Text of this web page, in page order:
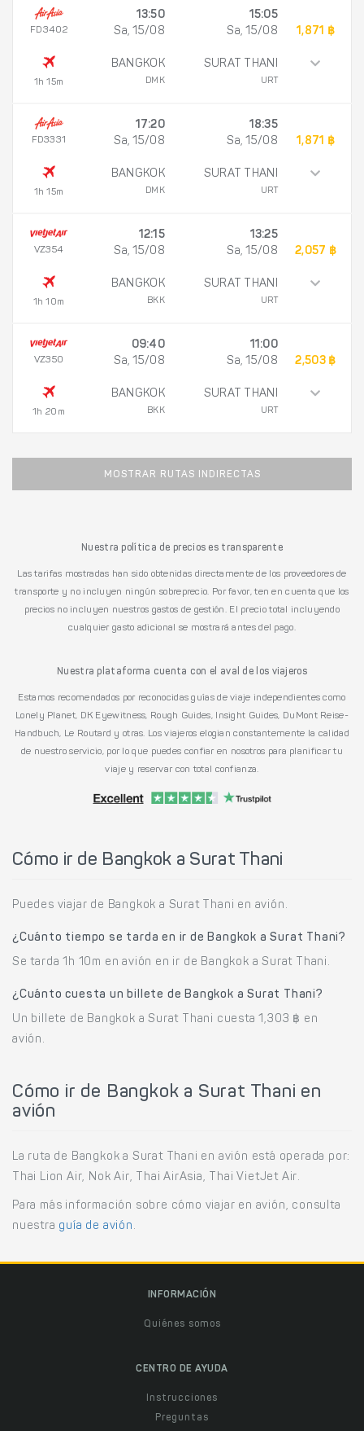
FD3402
1h 15m
13:50
Sa, 15/08
BANGKOK
DMK
15:05
Sa, 15/08
SURAT THANI
URT
1,871 ฿
FD3331
1h 15m
17:20
Sa, 15/08
BANGKOK
DMK
18:35
Sa, 15/08
SURAT THANI
URT
1,871 ฿
VZ354
1h 10m
12:15
Sa, 15/08
BANGKOK
BKK
13:25
Sa, 15/08
SURAT THANI
URT
2,057 ฿
VZ350
1h 20m
09:40
Sa, 15/08
BANGKOK
BKK
11:00
Sa, 15/08
SURAT THANI
URT
2,503 ฿
MOSTRAR RUTAS INDIRECTAS
Nuestra política de precios es transparente
Las tarifas mostradas han sido obtenidas directamente de los proveedores de
transporte y no incluyen ningún sobreprecio. Por favor, ten en cuenta que los
precios no incluyen nuestros gastos de gestión. El precio total incluyendo
cualquier gasto adicional se mostrará antes del pago.
Nuestra plataforma cuenta con el aval de los viajeros
Estamos recomendados por reconocidas guías de viaje independientes como
Lonely Planet, DK Eyewitness, Rough Guides, Insight Guides, DuMont Reise-
Handbuch, Le Routard y otras. Los viajeros elogian constantemente la calidad
de nuestro servicio, por lo que puedes confiar en nosotros para planificar tu
viaje y reservar con total confianza.
Cómo ir de Bangkok a Surat Thani
Puedes viajar de Bangkok a Surat Thani en avión.
¿Cuánto tiempo se tarda en ir de Bangkok a Surat Thani?
Se tarda 1h 10m en avión en ir de Bangkok a Surat Thani.
¿Cuánto cuesta un billete de Bangkok a Surat Thani?
Un billete de Bangkok a Surat Thani cuesta 1,303 ฿ en
avión.
Cómo ir de Bangkok a Surat Thani en
avión
La ruta de Bangkok a Surat Thani en avión está operada por:
Thai Lion Air, Nok Air, Thai AirAsia, Thai VietJet Air.
Para más información sobre cómo viajar en avión, consulta
nuestra guía de avión .
INFORMACIÓN
Quiénes somos
CENTRO DE AYUDA
Instrucciones
Preguntas